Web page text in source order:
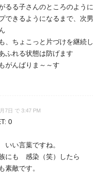
るる子さんのところのよう
できるようになるまで、次
、ちょこっと片づけを継続
ふれる状態は防げます
がんばりま～～す
7日 で 3:47 PM
0
い言葉ですね。
にも 感染（笑）したら
素敵です。